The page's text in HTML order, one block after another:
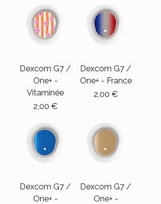
Dexcom G7 /
One+ -
Vitaminée
Precio
2,00 €
Dexcom G7 /
One+ - France
Precio
2,00 €
Dexcom G7 /
One+ -
Dexcom G7 /
One+ -